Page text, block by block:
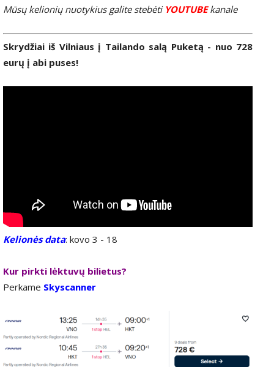
Mūsų kelionių nuotykius galite stebėti YOUTUBEkanale
Skrydžiai iš Vilniaus į Tailando salą Puketą - nuo 728
eurų į abi puses!
Kelionės data: kovo 3 - 18
Kur pirkti lėktuvų bilietus?
Perkame Skyscanner